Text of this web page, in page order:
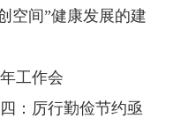
空间”健康发展的建
工作会
：厉行勤俭节约亟